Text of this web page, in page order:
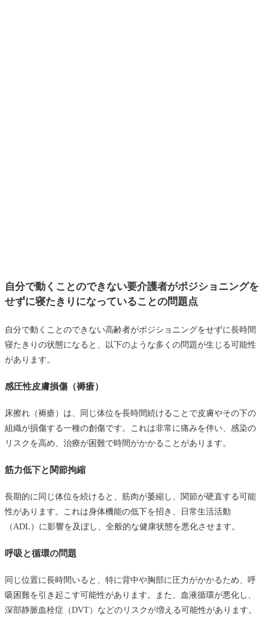
自分で動くことのできない要介護者がポジショニングを
せずに寝たきりになっていることの問題点
自分で動くことのできない高齢者がポジショニングをせずに長時間
寝たきりの状態になると、以下のような多くの問題が生じる可能性
があります。
感圧性皮膚損傷（褥瘡）
床擦れ（褥瘡）は、同じ体位を長時間続けることで皮膚やその下の
組織が損傷する一種の創傷です。これは非常に痛みを伴い、感染の
リスクを高め、治療が困難で時間がかかることがあります。
筋力低下と関節拘縮
長期的に同じ体位を続けると、筋肉が萎縮し、関節が硬直する可能
性があります。これは身体機能の低下を招き、日常生活活動
（ADL）に影響を及ぼし、全般的な健康状態を悪化させます。
呼吸と循環の問題
同じ位置に長時間いると、特に背中や胸部に圧力がかかるため、呼
吸困難を引き起こす可能性があります。また、血液循環が悪化し、
深部静脈血栓症（DVT）などのリスクが増える可能性があります。